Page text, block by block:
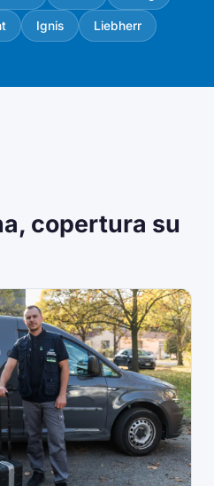
Ignis Liebherr
copertura su